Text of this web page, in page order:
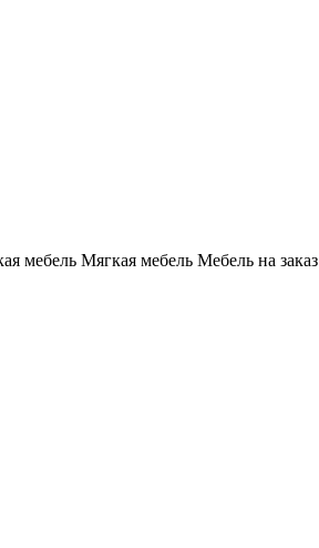
мебель Мягкая мебель Мебель на заказ